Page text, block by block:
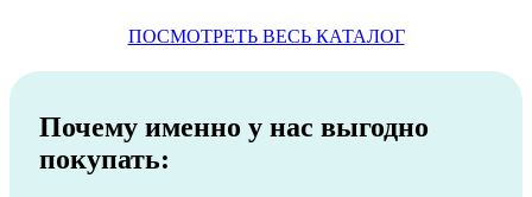
ПОСМОТРЕТЬ ВЕСЬ КАТАЛОГ
Почему именно у нас выгодно
покупать: